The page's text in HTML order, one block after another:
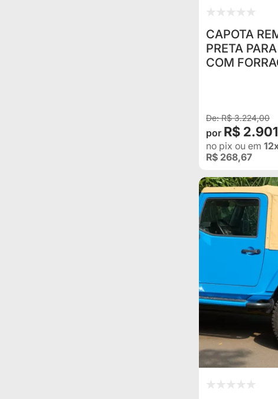
CAPOTA
PRETA
COM
R$ 3.224,00
R$
no pix ou em
R$ 268,67